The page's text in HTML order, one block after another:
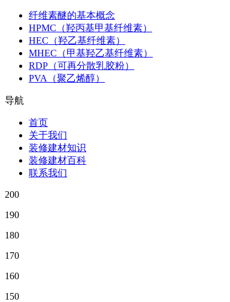
纤维素醚的基本概念
HPMC（羟丙基甲基纤维素）
HEC（羟乙基纤维素）
MHEC（甲基羟乙基纤维素）
RDP（可再分散乳胶粉）
PVA（聚乙烯醇）
导航
首页
关于我们
装修建材知识
装修建材百科
联系我们
200
190
180
170
160
150